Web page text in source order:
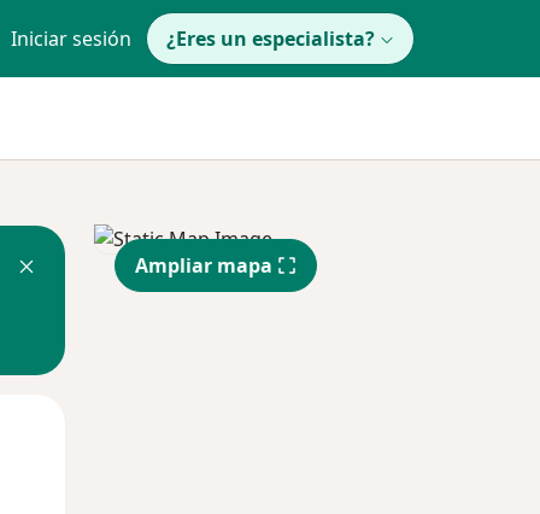
Iniciar sesión ¿Eres un especialista?
Ampliar mapa